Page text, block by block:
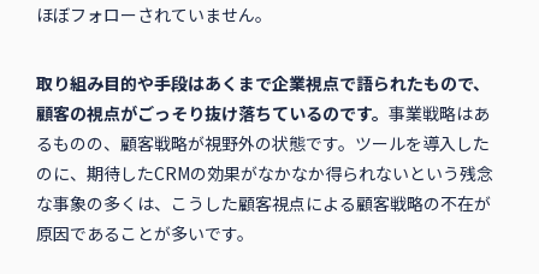
ほぼフォローされていません。
取り組み目的や手段はあくまで企業視点で語られたもので、
顧客の視点がごっそり抜け落ちているのです。 事業戦略はあ
るものの、顧客戦略が視野外の状態です。ツールを導入した
のに、期待したCRMの効果がなかなか得られないという残念
な事象の多くは、こうした顧客視点による顧客戦略の不在が
原因であることが多いです。